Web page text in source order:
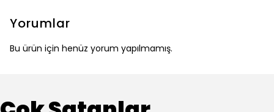
Yorumlar
Bu ürün için henüz yorum yapılmamış.